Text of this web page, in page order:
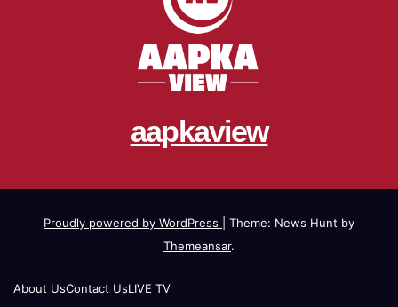
aapkaview
Proudly powered by WordPress
Theme: News Hunt by
Themeansar.
About UsContact UsLIVE TV